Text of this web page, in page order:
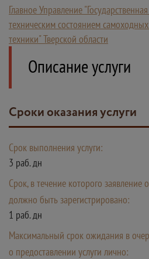
Главное Управление
техническим состоянием
техники" Тверской области
Описание услуги
Сроки оказания услуги
Срок выполнения услуги:
3 раб. дн
Срок, в течение которого заявление
должно быть зарегистрировано:
1 раб. дн
Максимальный срок ожидания в
о предоставлении услуги лично: